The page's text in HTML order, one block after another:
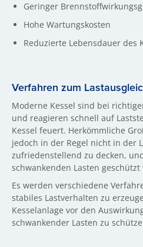
Geringer
Hohe Wartungskosten
Reduzierte Lebensdauer des
Verfahren zum
Moderne Kessel sind bei
und reagieren schnell auf
Kessel feuert. Herkömmliche
jedoch in der Regel nicht in der
zufriedenstellend zu decken,
schwankenden Lasten geschützt
Es werden verschiedene
stabiles Lastverhalten zu
Kesselanlage vor den
schwankender Lasten zu